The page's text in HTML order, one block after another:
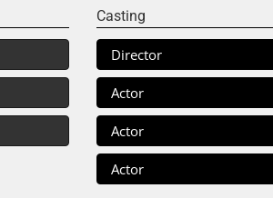
Casting
Director
Actor
Actor
Actor